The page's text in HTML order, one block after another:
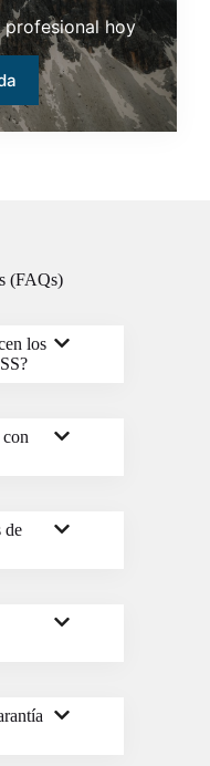
hoy
(FAQs)
los
con
de